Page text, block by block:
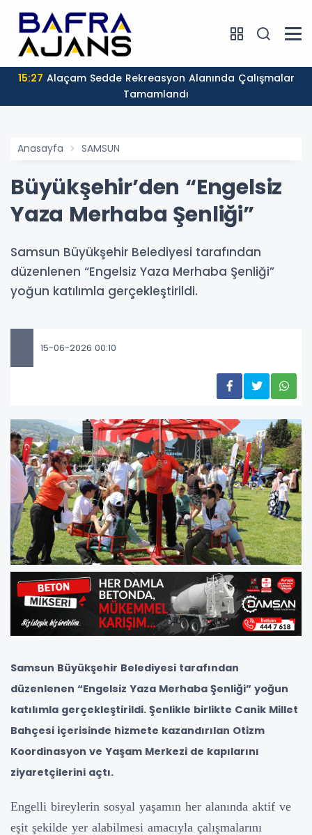
15:27
Tamamlandı
Anasayfa SAMSUN
Büyükşehir’den “Engelsiz
Yaza Merhaba Şenliği”
Samsun Büyükşehir Belediyesi tarafından
düzenlenen “Engelsiz Yaza Merhaba Şenliği”
yoğun katılımla gerçekleştirildi.
15-06-2026 00:10
Samsun Büyükşehir Belediyesi tarafından
düzenlenen “Engelsiz Yaza Merhaba Şenliği” yoğun
katılımla gerçekleştirildi. Şenlikle birlikte Canik Millet
Bahçesi içerisinde hizmete kazandırılan Otizm
Koordinasyon ve Yaşam Merkezi de kapılarını
ziyaretçilerini açtı.
Engelli bireylerin sosyal yaşamın her alanında aktif ve
eşit şekilde yer alabilmesi amacıyla çalışmalarını